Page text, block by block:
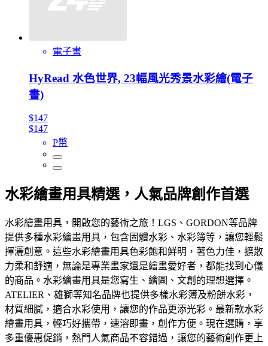
電子書
HyRead 水色世界, 23幅風光秀景水彩繪(電子
書)
$147
$147
P幣
水彩繪畫用具精選，人氣品牌創作首選
水彩繪畫用具，開啟您的藝術之旅！LGS、GORDON等品牌
提供多種水彩繪畫用具，包含固體水彩、水彩簿等，讓您輕鬆
揮灑創意。這些水彩繪畫用具色彩飽和鮮明，著色力佳，擴散
力柔和舒適，無論是專業畫家還是繪畫愛好者，都能找到心儀
的商品。水彩繪畫用具是您寫生、繪圖、文創的理想選擇。
ATELIER、雄獅等知名品牌也提供多樣水彩簿及粉餅水彩，
材質細膩，適合水彩使用，讓您的作品更添光彩。最新款水彩
繪畫用具，輕巧好攜帶，速溶即畫，創作方便。現在選購，享
多重優惠促銷，熱門人氣商品不容錯過，讓您的藝術創作更上